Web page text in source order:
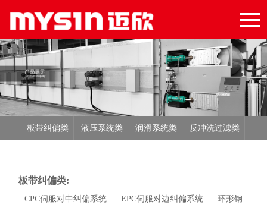
板带纠偏类 液压系统类 润滑系统类 反冲洗过滤类
板带纠偏类:
CPC伺服对中纠偏系统 EPC伺服对边纠偏系统
环形钢